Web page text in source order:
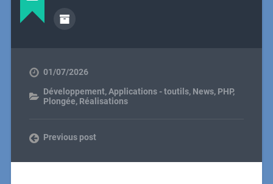
01/07/2026
Développement,Applications - toutils, News, PHP,
Plongée, Réalisations
Previous post